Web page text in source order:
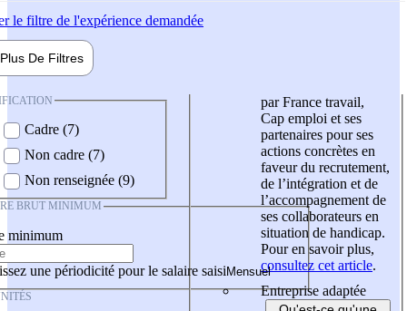
le filtre de l'expérience demandée
Plus De Filtres
Cadre (7)
Non cadre (7)
Non renseignée (9)
BRUT MINIMUM
minimum
une périodicité pour le salaire saisi
par France travail,
Cap emploi et ses
partenaires pour ses
actions concrètes en
faveur du recrutement,
de l’intégration et de
l’accompagnement de
ses collaborateurs en
situation de handicap.
Pour en savoir plus,
consultez cet article.
Entreprise adaptée